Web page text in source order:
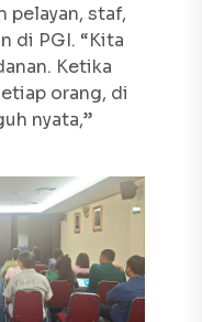
pelayan, staf,
di PGI. “Kita
Ketika
orang, di
nyata,”